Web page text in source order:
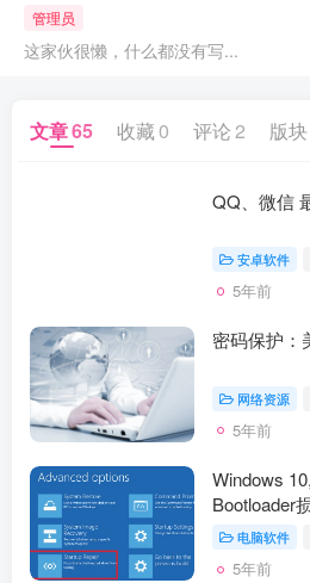
管理员
这家伙很懒，什么都没有写...
文章65 收藏 0 评论 2 版块
QQ、微信
安卓软件
5年前
密码保护：
网络资源
5年前
Windows
Bootloader
电脑软件
5年前